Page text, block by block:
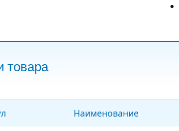
товара
Наименование